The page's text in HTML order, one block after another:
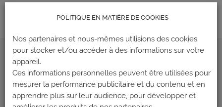
ADRESSE
Climb Up (Siège social)
148 Avenue Jean Jaurès
POLITIQUE EN MATIÈRE DE COOKIES
Nos partenaires et nous-mêmes utilisions des cookies
pour stocker et/ou accéder à des informations sur votre
appareil.
Ces informations personnelles peuvent être utilisées pour
mesurer la performance publicitaire et du contenu et en
apprendre plus sur leur audience, pour développer et